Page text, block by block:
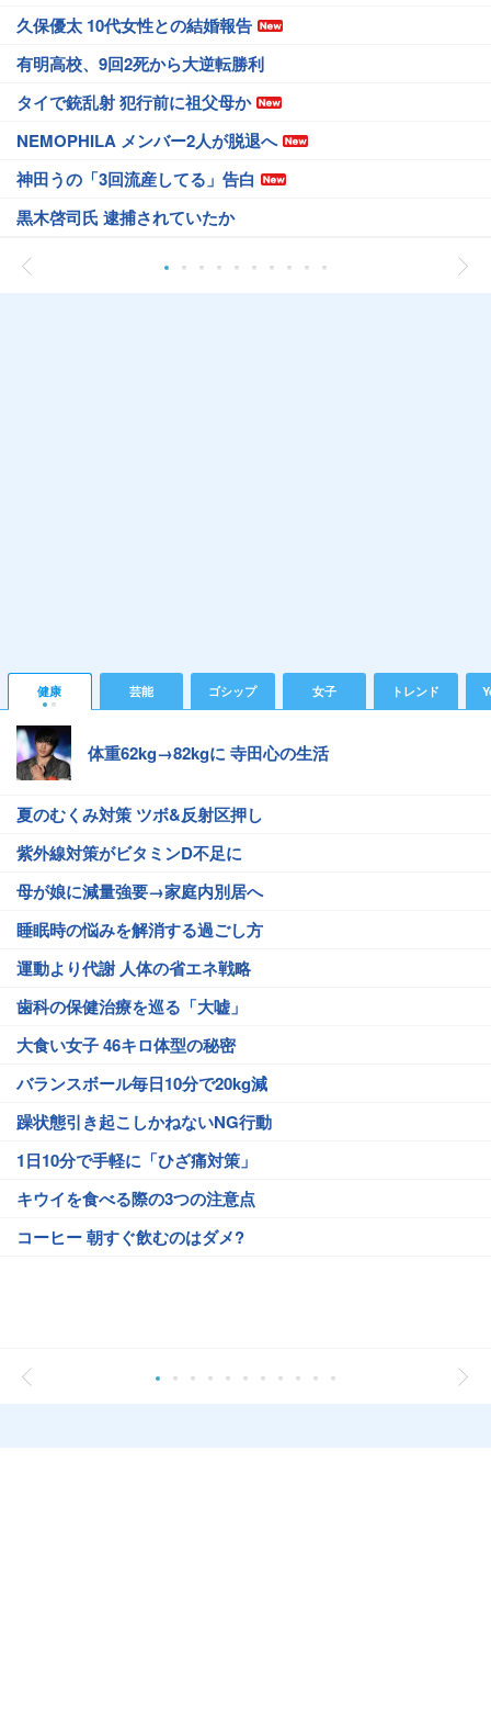
久保優太 10代女性との結婚報告
有明高校、9回2死から大逆転勝利
タイで銃乱射 犯行前に祖父母か
NEMOPHILA メンバー2人が脱退へ
神田うの「3回流産してる」告白
黒木啓司氏 逮捕されていたか
健康 芸能 ゴシップ 女子 トレンド
体重62kg→82kgに 寺田心の生活
夏のむくみ対策 ツボ&反射区押し
紫外線対策がビタミンD不足に
母が娘に減量強要→家庭内別居へ
睡眠時の悩みを解消する過ごし方
運動より代謝 人体の省エネ戦略
歯科の保健治療を巡る「大嘘」
大食い女子 46キロ体型の秘密
バランスボール毎日10分で20kg減
躁状態引き起こしかねないNG行動
1日10分で手軽に「ひざ痛対策」
キウイを食べる際の3つの注意点
コーヒー 朝すぐ飲むのはダメ?